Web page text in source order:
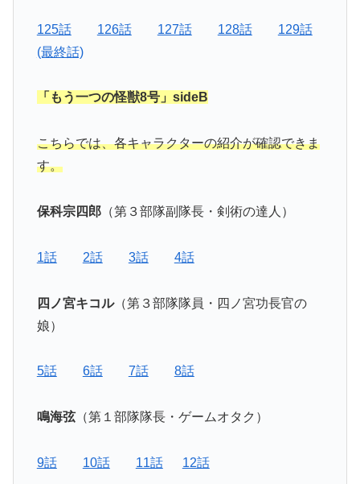
125話 126話 127話 128話
129話
(最終話)
「もう一つの怪獣8号」sideB
こちらでは、各キャラクターの紹介が確認できま
す。
保科宗四郎（第３部隊副隊長・剣術の達人）
1話 2話 3話 4話
四ノ宮キコル（第３部隊隊員・四ノ宮功長官の
娘）
5話 6話 7話 8話
鳴海弦（第１部隊隊長・ゲームオタク）
9話 10話 11話 12話